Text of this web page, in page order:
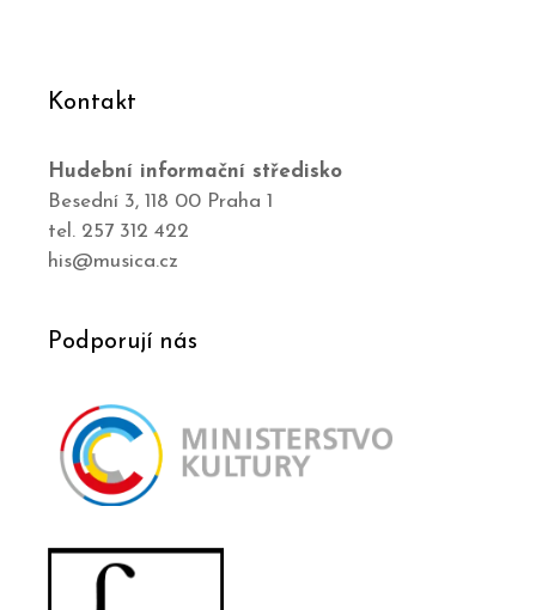
Kontakt
Hudební informační středisko
Besední 3, 118 00 Praha 1
tel. 257 312 422
his@musica.cz
Podporují nás